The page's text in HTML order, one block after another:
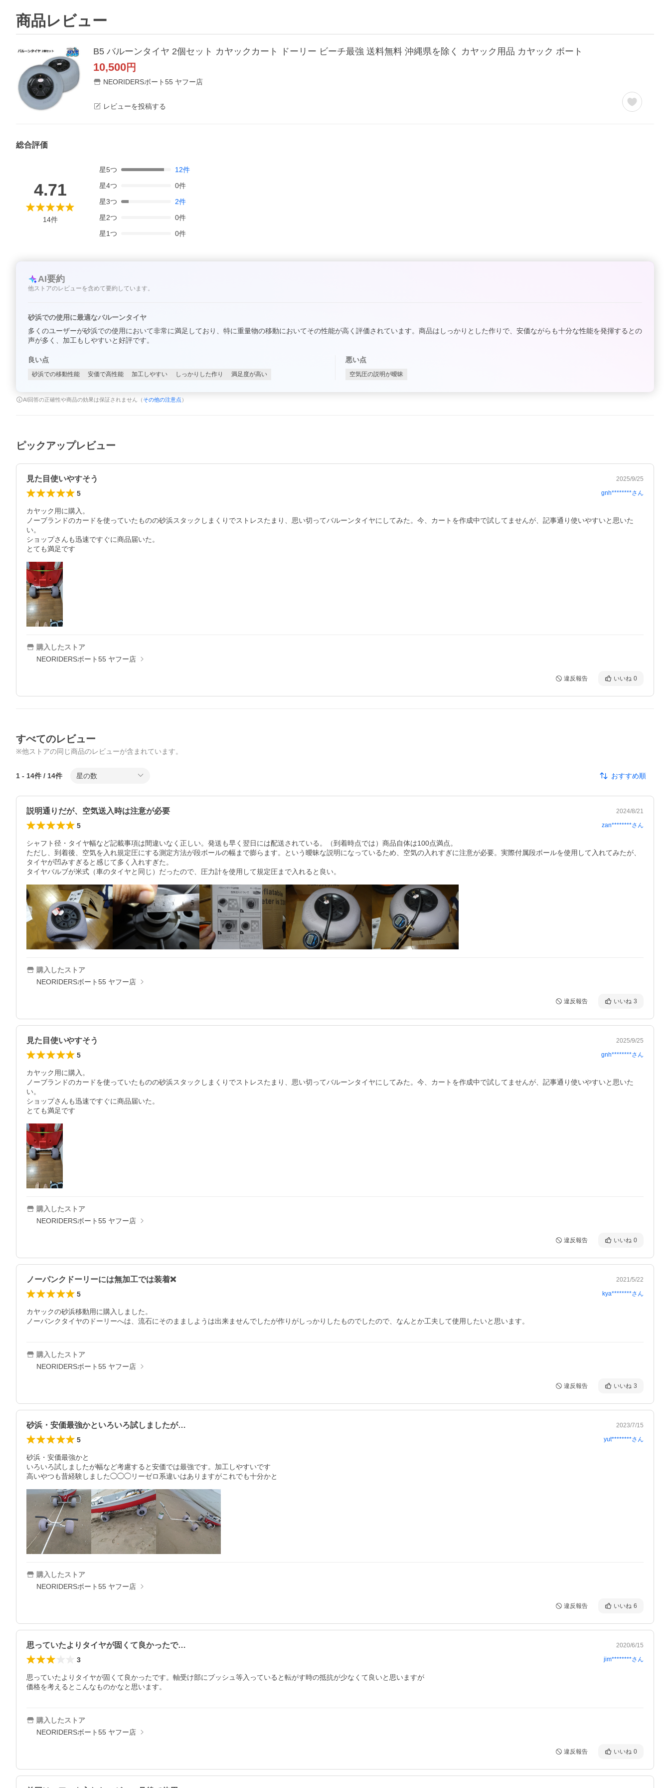
商品レビュー
B5 バルーンタイヤ 2個セット カヤックカート ドーリー ビーチ最強 送料無料 沖縄県を除く カヤック用品 カヤック ボート
10,500円
NEORIDERSボート55 ヤフー店
レビューを投稿する
総合評価
4.71
14件
星5つ 12件
星4つ 0件
星3つ 2件
星2つ 0件
星1つ 0件
AI要約
他ストアのレビューを含めて要約しています。
砂浜での使用に最適なバルーンタイヤ
多くのユーザーが砂浜での使用において非常に満足しており、特に重量物の移動においてその性能が高く評価されています。商品はしっかりとした作りで、安価ながらも十分な性能を発揮するとの
声が多く、加工もしやすいと好評です。
良い点
砂浜での移動性能 安価で高性能 加工しやすい しっかりした作り 満足度が高い
悪い点
空気圧の説明が曖昧
AI回答の正確性や商品の効果は保証されません（ その他の注意点 ）
ピックアップレビュー
見た目使いやすそう 2025/9/25
5 gnh********さん
カヤック用に購入。
ノーブランドのカードを使っていたものの砂浜スタックしまくりでストレスたまり、思い切ってバルーンタイヤにしてみた。今、カートを作成中で試してませんが、記事通り使いやすいと思いた
い。
ショップさんも迅速ですぐに商品届いた。
とても満足です
購入したストア
NEORIDERSボート55 ヤフー店
違反報告 いいね 0
すべてのレビュー
※他ストアの同じ商品のレビューが含まれています。
1 - 14件 / 14件 星の数 おすすめ順
説明通りだが、空気送入時は注意が必要 2024/8/21
5 zan********さん
シャフト径・タイヤ幅など記載事項は間違いなく正しい。発送も早く翌日には配送されている。（到着時点では）商品自体は100点満点。
ただし、到着後、空気を入れ規定圧にする測定方法が段ボールの幅まで膨らます。という曖昧な説明になっているため、空気の入れすぎに注意が必要。実際付属段ボールを使用して入れてみたが、
タイヤが凹みすぎると感じて多く入れすぎた。
タイヤバルブが米式（車のタイヤと同じ）だったので、圧力計を使用して規定圧まで入れると良い。
購入したストア
NEORIDERSボート55 ヤフー店
違反報告 いいね 3
見た目使いやすそう 2025/9/25
5 gnh********さん
カヤック用に購入。
ノーブランドのカードを使っていたものの砂浜スタックしまくりでストレスたまり、思い切ってバルーンタイヤにしてみた。今、カートを作成中で試してませんが、記事通り使いやすいと思いた
い。
ショップさんも迅速ですぐに商品届いた。
とても満足です
購入したストア
NEORIDERSボート55 ヤフー店
違反報告 いいね 0
ノーパンクドーリーには無加工では装着❌ 2021/5/22
5 kya********さん
カヤックの砂浜移動用に購入しました。
ノーパンクタイヤのドーリーへは、流石にそのまましようは出来ませんでしたが作りがしっかりしたものでしたので、なんとか工夫して使用したいと思います。
購入したストア
NEORIDERSボート55 ヤフー店
違反報告 いいね 3
砂浜・安価最強かといろいろ試しましたが… 2023/7/15
5 yut********さん
砂浜・安価最強かと
いろいろ試しましたが幅など考慮すると安価では最強です。加工しやすいです
高いやつも昔経験しました◯◯◯リーゼロ系違いはありますがこれでも十分かと
購入したストア
NEORIDERSボート55 ヤフー店
違反報告 いいね 6
思っていたよりタイヤが固くて良かったで… 2020/6/15
3 jim********さん
思っていたよりタイヤが固くて良かったです。軸受け部にブッシュ等入っていると転がす時の抵抗が少なくて良いと思いますが
価格を考えるとこんなものかなと思います。
購入したストア
NEORIDERSボート55 ヤフー店
違反報告 いいね 0